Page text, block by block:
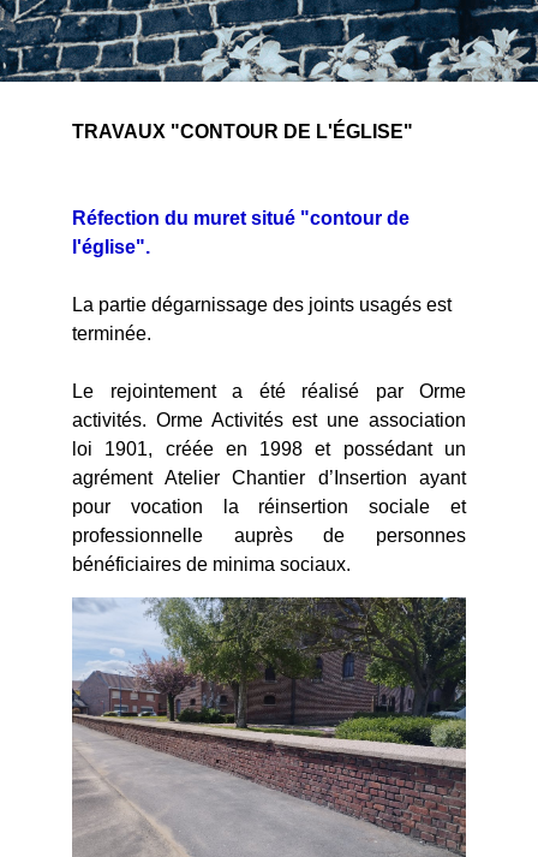
TRAVAUX "CONTOUR DE L'ÉGLISE"
Réfection du muret situé "contour de
l'église".
La partie dégarnissage des joints usagés est
terminée.
Le rejointement a été réalisé par Orme
activités. Orme Activités est une association
loi 1901, créée en 1998 et possédant un
agrément Atelier Chantier d’Insertion ayant
pour vocation la réinsertion sociale et
professionnelle auprès de personnes
bénéficiaires de minima sociaux.